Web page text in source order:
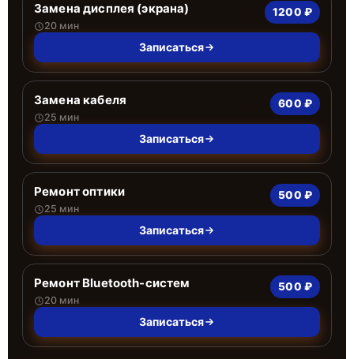
Замена дисплея (экрана)
20 мин
1200 ₽
Записаться
Замена кабеля
25 мин
600 ₽
Записаться
Ремонт оптики
25 мин
500 ₽
Записаться
Ремонт Bluetooth-систем
20 мин
500 ₽
Записаться